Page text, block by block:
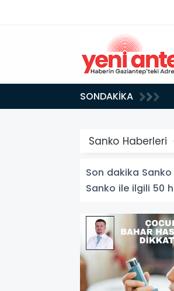
SONDAKİKA
112 Acil'de yeni dönem
Sanko Haberleri
Son dakika
Sanko ile ilgili 50